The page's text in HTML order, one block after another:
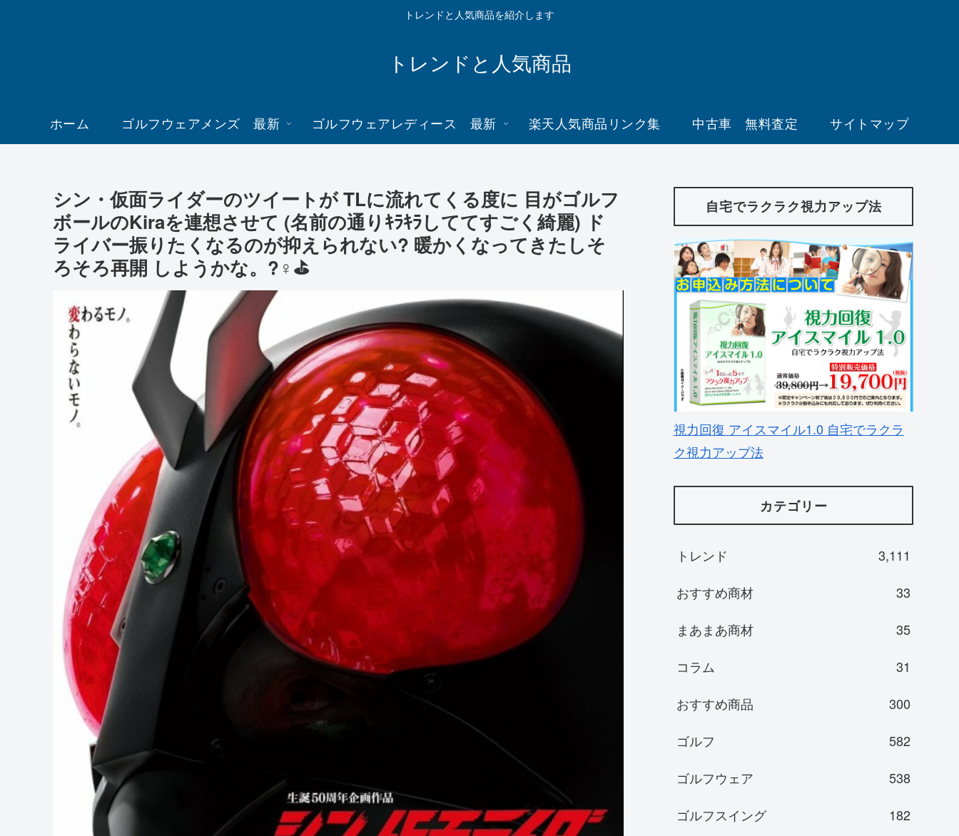
トレンドと人気商品を紹介します
トレンドと人気商品
ホーム ゴルフウェアメンズ 最新 ゴルフウェアレディース 最新 楽天人気商品リンク集 中古車 無料査定 サイトマップ
シン・仮面ライダーのツイートが TLに流れてくる度に 目がゴルフ
ボールのKiraを連想させて (名前の通りｷﾗｷﾗしててすごく綺麗) ド
ライバー振りたくなるのが抑えられない? 暖かくなってきたしそ
ろそろ再開 しようかな。?️‍♀️⛳
自宅でラクラク視力アップ法
視力回復 アイスマイル1.0 自宅でラクラ
ク視力アップ法
カテゴリー
トレンド
3,111
おすすめ商材
33
まあまあ商材
35
コラム
31
おすすめ商品
300
ゴルフ
582
ゴルフウェア
538
ゴルフスイング
182